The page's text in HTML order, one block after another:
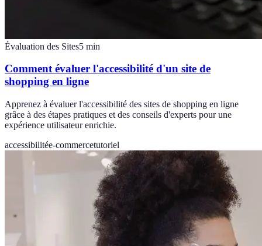
Évaluation des Sites5 min
Comment évaluer l'accessibilité d'un site de
shopping en ligne
Apprenez à évaluer l'accessibilité des sites de shopping en ligne
grâce à des étapes pratiques et des conseils d'experts pour une
expérience utilisateur enrichie.
accessibilitée-commercetutoriel